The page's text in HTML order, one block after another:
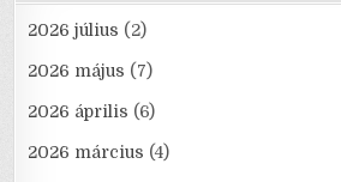
2026 július (2)
2026 május (7)
2026 április (6)
2026 március (4)